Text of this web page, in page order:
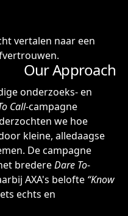
vertalen naar een
Our Approach
onderzoeks- en
Call-campagne
we hoe
kleine, alledaagse
De campagne
bredereDare To-
AXA's belofte “Know
echts en